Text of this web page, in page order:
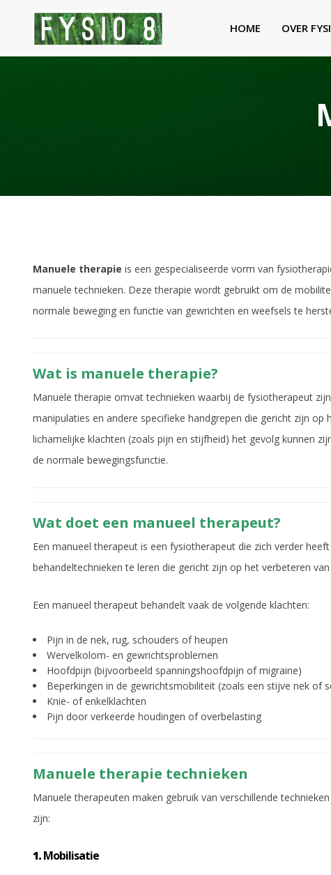
HOME OVER
Manuele therapie is een gespecialiseerde vorm van
manuele technieken. Deze therapie wordt gebruikt om de
normale beweging en functie van gewrichten en weefsels te
Wat is manuele therapie?
Manuele therapie omvat technieken waarbij de fysiotherapeut
manipulaties en andere specifieke handgrepen die gericht zijn
lichamelijke klachten (zoals pijn en stijfheid) het gevolg kunnen
de normale bewegingsfunctie.
Wat doet een manueel therapeut?
Een manueel therapeut is een fysiotherapeut die zich verder
behandeltechnieken te leren die gericht zijn op het verbeteren
Een manueel therapeut behandelt vaak de volgende klachten:
Pijn in de nek, rug, schouders of heupen
Wervelkolom- en gewrichtsproblemen
Hoofdpijn (bijvoorbeeld spanningshoofdpijn of migraine)
Beperkingen in de gewrichtsmobiliteit (zoals een stijve nek of
Knie- of enkelklachten
Pijn door verkeerde houdingen of overbelasting
Manuele therapie technieken
Manuele therapeuten maken gebruik van verschillende
zijn:
1.Mobilisatie